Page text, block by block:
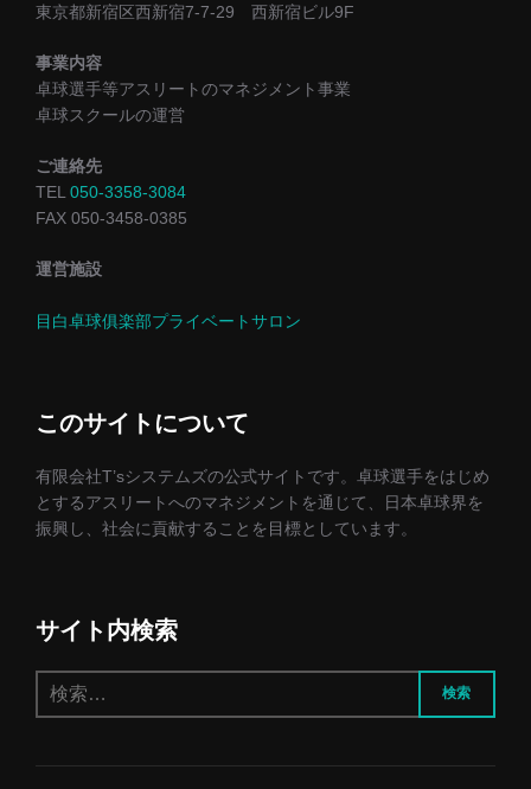
東京都新宿区西新宿7-7-29 西新宿ビル9F
事業内容
卓球選手等アスリートのマネジメント事業
卓球スクールの運営
ご連絡先
TEL 050-3358-3084
FAX 050-3458-0385
運営施設
目白卓球俱楽部プライベートサロン
このサイトについて
有限会社T’sシステムズの公式サイトです。卓球選手をはじめ
とするアスリートへのマネジメントを通じて、日本卓球界を
振興し、社会に貢献することを目標としています。
サイト内検索
索:
検索